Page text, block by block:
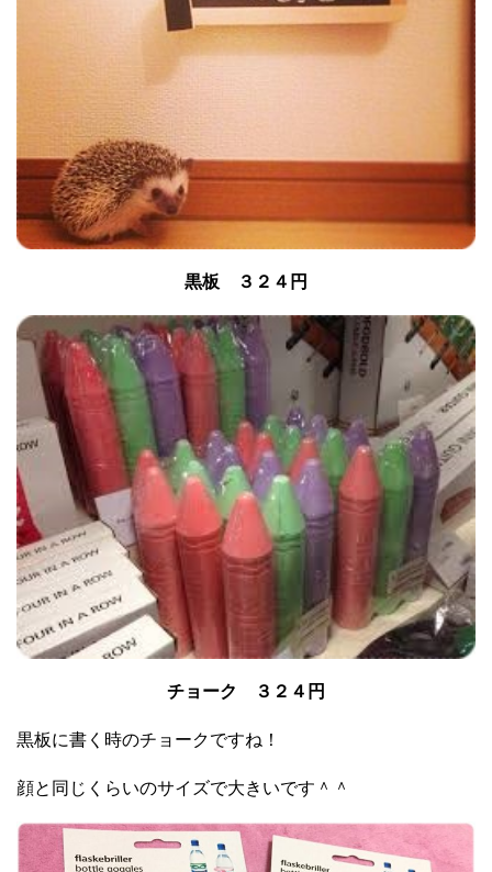
黒板 ３２４円
チョーク ３２４円
黒板に書く時のチョークですね！
顔と同じくらいのサイズで大きいです＾＾